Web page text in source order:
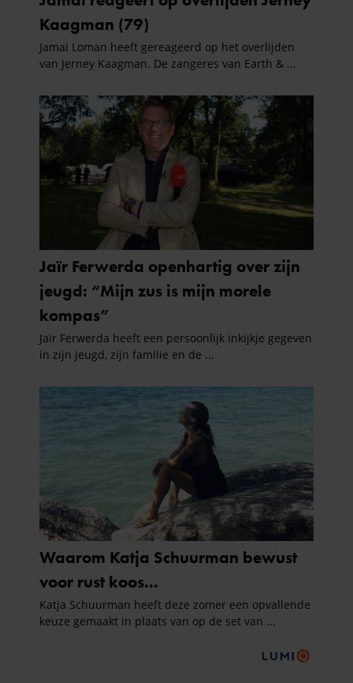
gaat akkoord met onze cookies als u onze website blijft
gebruiken.